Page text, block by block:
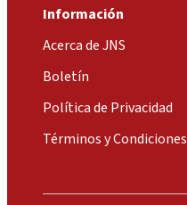
Información
Acerca de JNS
Boletín
Política de Privacidad
Términos y Condiciones